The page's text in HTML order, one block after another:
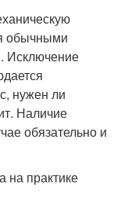
обычными
Исключение
нужен ли
Наличие
обязательно и
на практике